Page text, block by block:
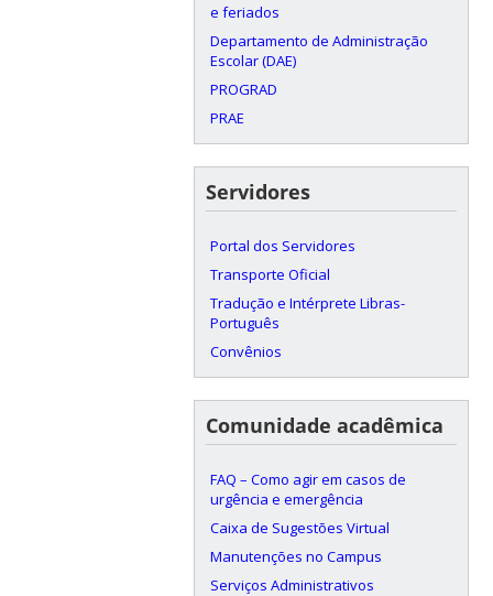
e feriados
Departamento de Administração
Escolar (DAE)
PROGRAD
PRAE
Servidores
Portal dos Servidores
Transporte Oficial
Tradução e Intérprete Libras-
Português
Convênios
Comunidade acadêmica
FAQ – Como agir em casos de
urgência e emergência
Caixa de Sugestões Virtual
Manutenções no Campus
Serviços Administrativos